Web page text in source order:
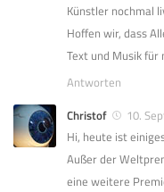
Künstler nochmal
Hoffen wir, dass
Text und Musik für
Antworten
Christof
10.
Hi, heute ist
Außer der
eine weitere